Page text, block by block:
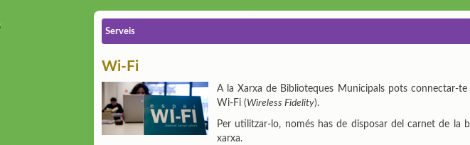
Serveis
Wi-Fi
A la Xarxa de Biblioteques Municipals pots connectar-
Wi-Fi (Wireless Fidelity).
Per utilitzar-lo, només has de disposar del carnet de
xarxa.